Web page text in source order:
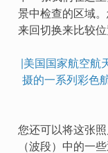
景中检查的区域
来回切换来比较位
|美国国家航空航
摄的一系列彩色
您还可以将这张
（波段）中的一